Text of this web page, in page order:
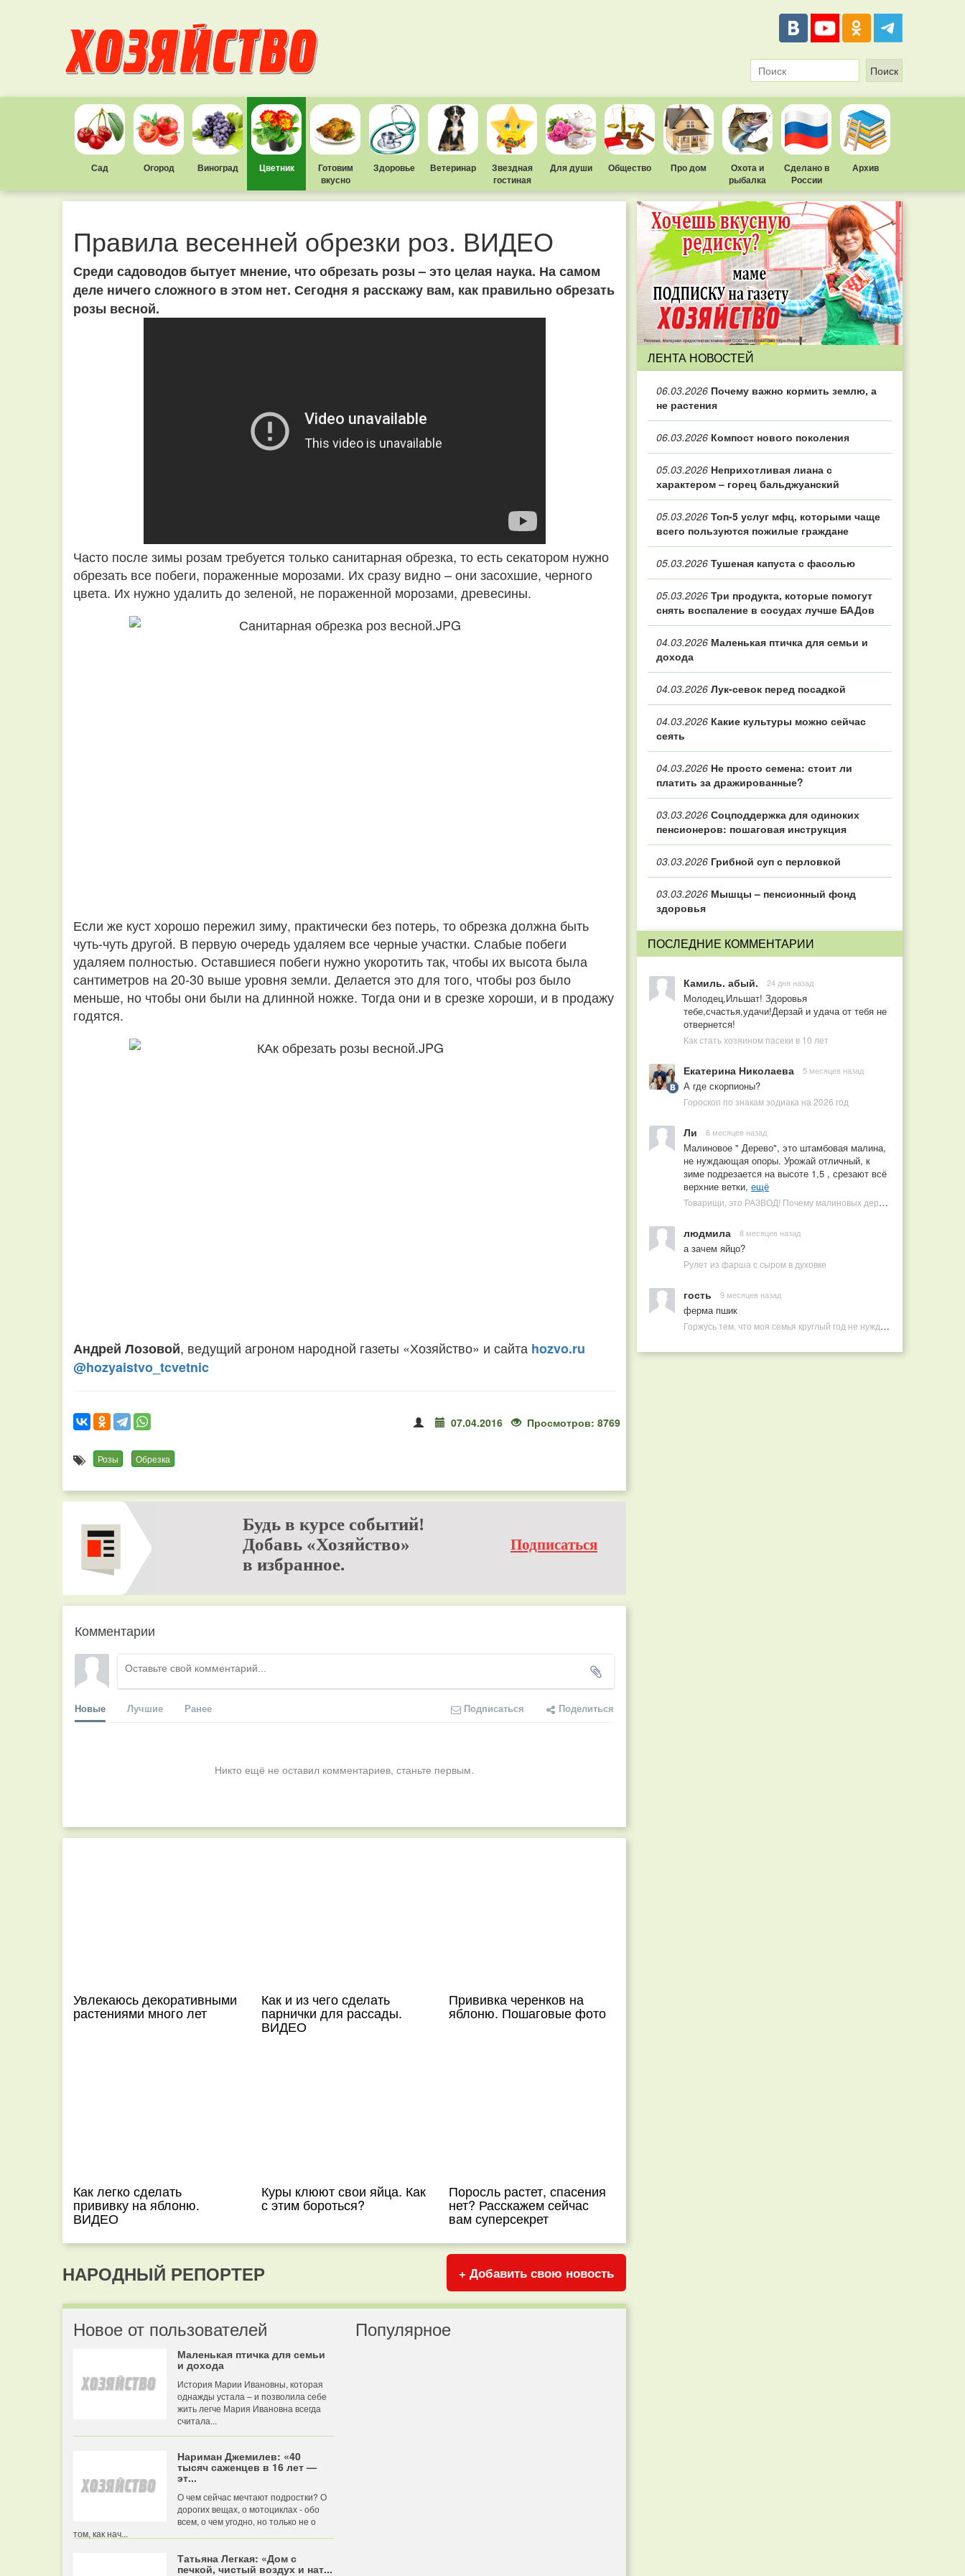
Сад Огород Виноград Цветник
Готовим
вкусно
Здоровье Ветеринар
Звездная
гостиная
Для души Общество Про дом
Охота и
рыбалка
Сделано в
России
Архив
Правила весенней обрезки роз. ВИДЕО
Среди садоводов бытует мнение, что обрезать розы – это целая наука. На самом
деле ничего сложного в этом нет. Сегодня я расскажу вам, как правильно обрезать
розы весной.
Часто после зимы розам требуется только санитарная обрезка, то есть секатором нужно
обрезать все побеги, пораженные морозами. Их сразу видно – они засохшие, черного
цвета. Их нужно удалить до зеленой, не пораженной морозами, древесины.
Если же куст хорошо пережил зиму, практически без потерь, то обрезка должна быть
чуть-чуть другой. В первую очередь удаляем все черные участки. Слабые побеги
удаляем полностью. Оставшиеся побеги нужно укоротить так, чтобы их высота была
сантиметров на 20-30 выше уровня земли. Делается это для того, чтобы роз было
меньше, но чтобы они были на длинной ножке. Тогда они и в срезке хороши, и в продажу
годятся.
Андрей Лозовой, ведущий агроном народной газеты «Хозяйство» и сайта hozvo.ru
@hozyaistvo_tcvetnic
07.04.2016 Просмотров: 8769
Розы Обрезка
Будь в курсе событий!
Добавь «Хозяйство»
в избранное.
Подписаться
Комментарии
Новые Лучшие Ранее Подписаться Поделиться
Никто ещё не оставил комментариев, станьте первым.
Увлекаюсь декоративными
растениями много лет
Как и из чего сделать
парнички для рассады.
ВИДЕО
Прививка черенков на
яблоню. Пошаговые фото
Как легко сделать
прививку на яблоню.
ВИДЕО
Куры клюют свои яйца. Как
с этим бороться?
Поросль растет, спасения
нет? Расскажем сейчас
вам суперсекрет
НАРОДНЫЙ РЕПОРТЕР + Добавить свою новость
Новое от пользователей
Маленькая птичка для семьи
и дохода
История Марии Ивановны, которая
однажды устала – и позволила себе
жить легче Мария Ивановна всегда
считала...
Нариман Джемилев: «40
тысяч саженцев в 16 лет —
эт...
О чем сейчас мечтают подростки? О
дорогих вещах, о мотоциклах - обо
всем, о чем угодно, но только не о
том, как нач...
Татьяна Легкая: «Дом с
печкой, чистый воздух и нат...
Популярное
ЛЕНТА НОВОСТЕЙ
06.03.2026 Почему важно кормить землю, а
не растения
06.03.2026 Компост нового поколения
05.03.2026 Неприхотливая лиана с
характером – горец бальджуанский
05.03.2026 Топ‑5 услуг мфц, которыми чаще
всего пользуются пожилые граждане
05.03.2026 Тушеная капуста с фасолью
05.03.2026 Три продукта, которые помогут
снять воспаление в сосудах лучше БАДов
04.03.2026 Маленькая птичка для семьи и
дохода
04.03.2026 Лук-севок перед посадкой
04.03.2026 Какие культуры можно сейчас
сеять
04.03.2026 Не просто семена: стоит ли
платить за дражированные?
03.03.2026 Соцподдержка для одиноких
пенсионеров: пошаговая инструкция
03.03.2026 Грибной суп с перловкой
03.03.2026 Мышцы – пенсионный фонд
здоровья
ПОСЛЕДНИЕ КОММЕНТАРИИ
Камиль. абый. 24 дня назад
Молодец,Ильшат! Здоровья
тебе,счастья,удачи!Дерзай и удача от тебя не
отвернется!
Как стать хозяином пасеки в 10 лет
Екатерина Николаева 5 месяцев назад
А где скорпионы?
Гороскоп по знакам зодиака на 2026 год
Ли 6 месяцев назад
Малиновое " Дерево", это штамбовая малина,
не нуждающая опоры. Урожай отличный, к
зиме подрезается на высоте 1,5 , срезают всё
верхние ветки, ещё
Товарищи, это РАЗВОД! Почему малиновых деревьев не бывает, или Как ушлые продавцы наживаются на мечтах садоводов
людмила 8 месяцев назад
а зачем яйцо?
Рулет из фарша с сыром в духовке
гость 9 месяцев назад
ферма пшик
Горжусь тем, что моя семья круглый год не нуждается в покупных витаминах